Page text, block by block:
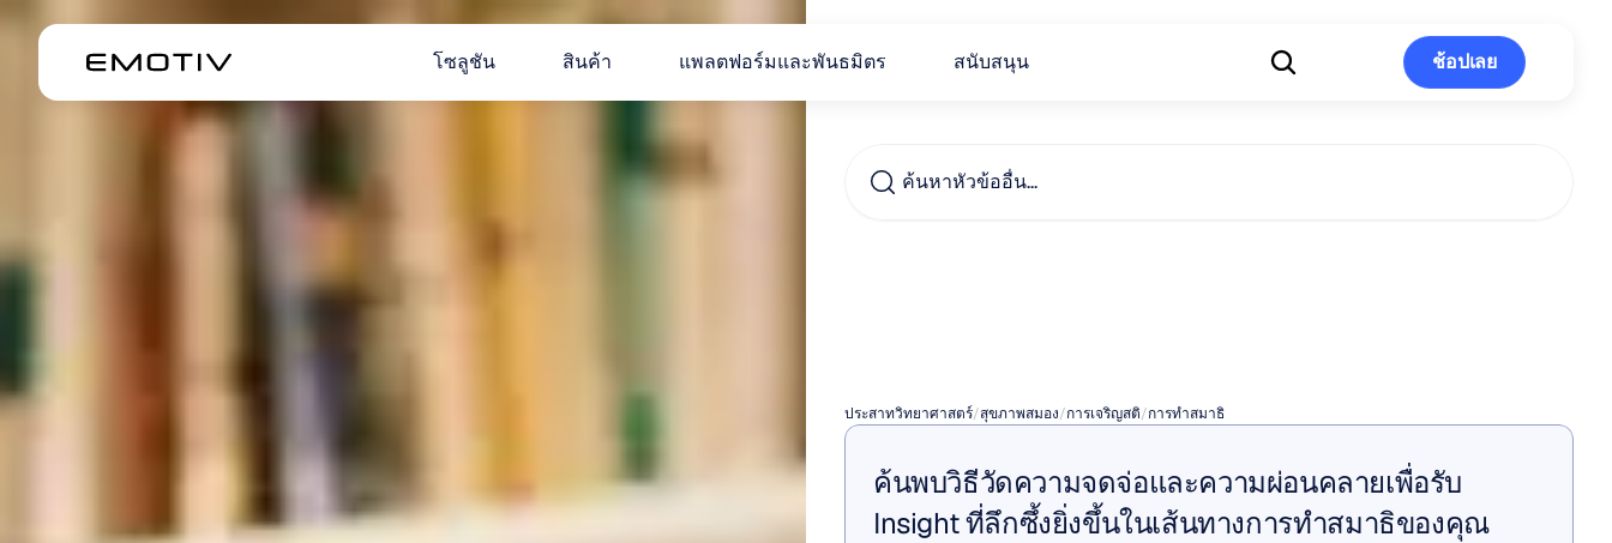
โซลูชัน สินค้า แพลตฟอร์มและพันธมิตร สนับสนุน
ช้อปเลย
ค้นหาหัวข้ออื่น...
ประสาทวิทยาศาสตร์/สุขภาพสมอง/การเจริญสติ/การทำสมาธิ
ค้นพบวิธีวัดความจดจ่อและความผ่อนคลายเพื่อรับ
Insight ที่ลึกซึ้งยิ่งขึ้นในเส้นทางการทำสมาธิของคุณ